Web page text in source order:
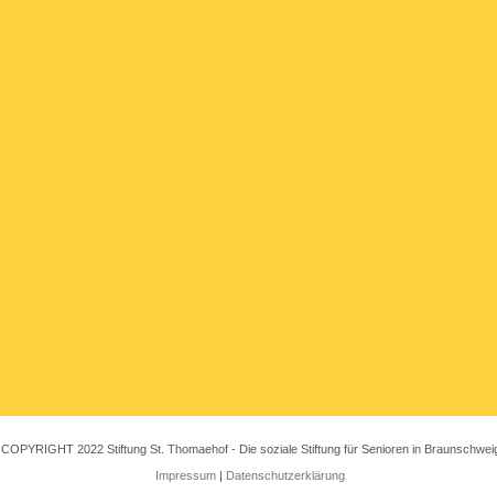
COPYRIGHT 2022 Stiftung St. Thomaehof - Die soziale Stiftung für Senioren in
Impressum | Datenschutzerklärung